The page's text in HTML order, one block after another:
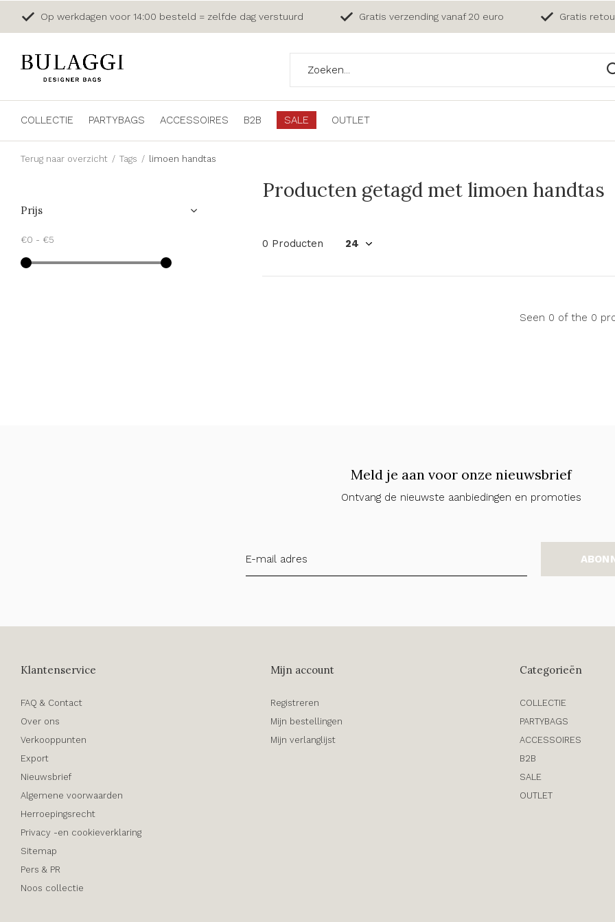
COLLECTIE PARTYBAGS ACCESSOIRES B2B SALE OUTLET
Op werkdagen voor 14:00 besteld = zelfde dag verstuurd Gratis verzending vanaf 20 euro Gratis
Terug naar overzicht Tags limoen handtas
Producten getagd met limoen handtas
0 Producten
Seen 0 of the 0
Prijs
€0 - €5
Meld je aan voor onze nieuwsbrief
Ontvang de nieuwste aanbiedingen en promoties
Klantenservice
FAQ & Contact
Over ons
Verkooppunten
Export
Nieuwsbrief
Algemene voorwaarden
Herroepingsrecht
Privacy -en cookieverklaring
Sitemap
Pers & PR
Noos collectie
Mijn account
Registreren
Mijn bestellingen
Mijn verlanglijst
Categorieën
COLLECTIE
PARTYBAGS
ACCESSOIRES
B2B
SALE
OUTLET